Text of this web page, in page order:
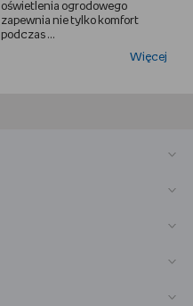
oświetlenia ogrodowego
zapewnia nie tylko komfort
podczas ...
Więcej